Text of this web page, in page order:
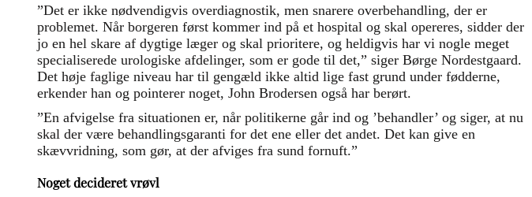
”Det er ikke nødvendigvis overdiagnostik, men snarere overbehandling, der er
problemet. Når borgeren først kommer ind på et hospital og skal opereres, sidder der
jo en hel skare af dygtige læger og skal prioritere, og heldigvis har vi nogle meget
specialiserede urologiske afdelinger, som er gode til det,” siger Børge Nordestgaard.
Det høje faglige niveau har til gengæld ikke altid lige fast grund under fødderne,
erkender han og pointerer noget, John Brodersen også har berørt.
”En afvigelse fra situationen er, når politikerne går ind og ’behandler’ og siger, at nu
skal der være behandlingsgaranti for det ene eller det andet. Det kan give en
skævvridning, som gør, at der afviges fra sund fornuft.”
Noget decideret vrøvl